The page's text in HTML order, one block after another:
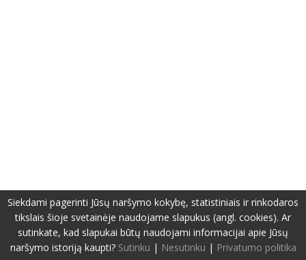
Siekdami pagerinti Jūsų naršymo kokybę, statistiniais ir rinkodaros
tikslais šioje svetainėje naudojame slapukus (angl. cookies). Ar
sutinkate, kad slapukai būtų naudojami informacijai apie Jūsų
naršymo istoriją kaupti? Sutinku | Nesutinku | Privatumo politika